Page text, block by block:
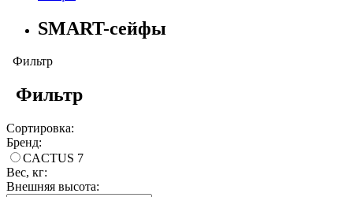
SMART-сейфы
Фильтр
Фильтр
Сортировка:
Бренд:
CACTUS 7
Вес, кг:
Внешняя высота: